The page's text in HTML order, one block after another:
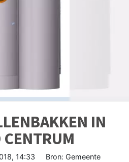
IN
CENTRUM
14:33
Bron: Gemeente